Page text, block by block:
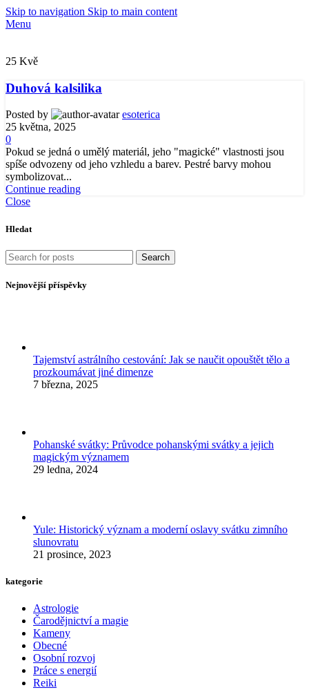
Skip to navigation Skip to main content
Menu
25 Kvě
Duhová kalsilika
Posted by
esoterica
25 května, 2025
0
Pokud se jedná o umělý materiál, jeho "magické" vlastnosti jsou
spíše odvozeny od jeho vzhledu a barev. Pestré barvy mohou
symbolizovat...
Continue reading
Close
Hledat
Search
Nejnovější příspěvky
Tajemství astrálního cestování: Jak se naučit opouštět tělo a
prozkoumávat jiné dimenze
7 března, 2025
Pohanské svátky: Průvodce pohanskými svátky a jejich
magickým významem
29 ledna, 2024
Yule: Historický význam a moderní oslavy svátku zimního
slunovratu
21 prosince, 2023
kategorie
Astrologie
Čarodějnictví a magie
Kameny
Obecné
Osobní rozvoj
Práce s energií
Reiki